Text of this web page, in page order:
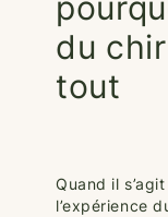
du
tout
Quand il
l’expérience